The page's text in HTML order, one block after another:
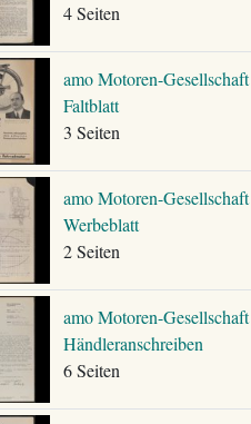
4 Seiten
amo Motoren-Gesellschaft
Faltblatt
3 Seiten
amo Motoren-Gesellschaft
Werbeblatt
2 Seiten
amo Motoren-Gesellschaft
Händleranschreiben
6 Seiten